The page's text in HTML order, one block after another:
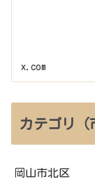
x.com
カテゴリ（
岡山市北区